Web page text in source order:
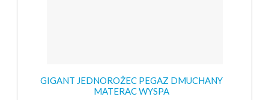
GIGANT JEDNOROŻEC PEGAZ DMUCHANY
MATERAC WYSPA